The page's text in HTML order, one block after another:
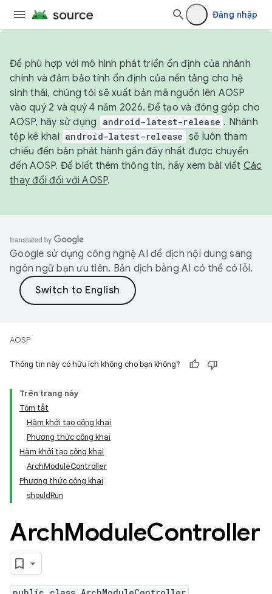
Đăng nhập
Để phù hợp với mô hình phát triển ổn định của nhánh
chính và đảm bảo tính ổn định của nền tảng cho hệ
sinh thái, chúng tôi sẽ xuất bản mã nguồn lên AOSP
vào quý 2 và quý 4 năm 2026. Để tạo và đóng góp cho
AOSP, hãy sử dụng
android-latest-release . Nhánh
tệp kê khai android-latest-release sẽ luôn tham
chiếu đến bản phát hành gần đây nhất được chuyển
đến AOSP. Để biết thêm thông tin, hãy xem bài viết Các
thay đổi đối với AOSP.
Google sử dụng công nghệ AI để dịch nội dung sang
ngôn ngữ bạn ưu tiên. Bản dịch bằng AI có thể có lỗi.
AOSP
Thông tin này có hữu ích không cho bạn không?
Trên trang này
Tóm tắt
Hàm khởi tạo công khai
Phương thức công khai
Hàm khởi tạo công khai
ArchModuleController
Phương thức công khai
shouldRun
ArchModuleController